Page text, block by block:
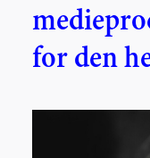
for den